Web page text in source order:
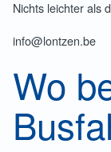
Nichts leichter als
info@lontzen.be
Wo